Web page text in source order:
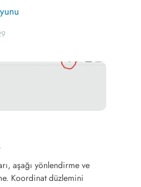
aşağı yönlendirme ve
Koordinat düzlemini